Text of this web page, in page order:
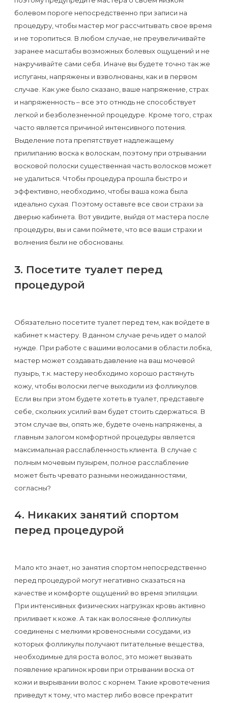
болевом пороге непосредственно при записи на
процедуру, чтобы мастер мог рассчитывать свое время
и не торопиться. В любом случае, не преувеличивайте
заранее масштабы возможных болевых ощущений и не
накручивайте сами себя. Иначе вы будете точно так же
испуганы, напряжены и взволнованы, как и в первом
случае. Как уже было сказано, ваше напряжение, страх
и напряженность – все это отнюдь не способствует
легкой и безболезненной процедуре. Кроме того, страх
часто является причиной интенсивного потения.
Выделение пота препятствует надлежащему
прилипанию воска к волоскам, поэтому при отрывании
восковой полоски существенная часть волосков может
не удалиться. Чтобы процедура прошла быстро и
эффективно, необходимо, чтобы ваша кожа была
идеально сухая. Поэтому оставьте все свои страхи за
дверью кабинета. Вот увидите, выйдя от мастера после
процедуры, вы и сами поймете, что все ваши страхи и
волнения были не обоснованы.
3. Посетите туалет перед
процедурой
Обязательно посетите туалет перед тем, как войдете в
кабинет к мастеру. В данном случае речь идет о малой
нужде. При работе с вашими волосами в области лобка,
мастер может создавать давление на ваш мочевой
пузырь, т.к. мастеру необходимо хорошо растянуть
кожу, чтобы волоски легче выходили из фолликулов.
Если вы при этом будете хотеть в туалет, представьте
себе, скольких усилий вам будет стоить сдержаться. В
этом случае вы, опять же, будете очень напряжены, а
главным залогом комфортной процедуры является
максимальная расслабленность клиента. В случае с
полным мочевым пузырем, полное расслабление
может быть чревато разными неожиданностями,
согласны?
4. Никаких занятий спортом
перед процедурой
Мало кто знает, но занятия спортом непосредственно
перед процедурой могут негативно сказаться на
качестве и комфорте ощущений во время эпиляции.
При интенсивных физических нагрузках кровь активно
приливает к коже. А так как волосяные фолликулы
соединены с мелкими кровеносными сосудами, из
которых фолликулы получают питательные вещества,
необходимые для роста волос, это может вызвать
появление крапинок крови при отрывании воска от
кожи и вырывании волос с корнем. Такие кровотечения
приведут к тому, что мастер либо вовсе прекратит